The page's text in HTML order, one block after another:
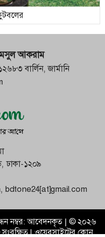
আকরাম
বার্লিন, জার্মানি
ঢাকা-১২০৯
, bdtone24[at]gmail.com
নম্বর: আবেদনকৃত |©২০২৬
| ওয়েবসাইটের কোন